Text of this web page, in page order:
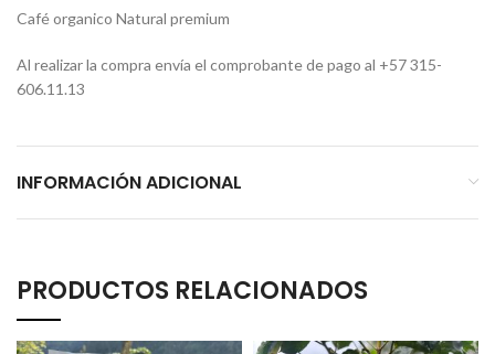
Café organico Natural premium
Al realizar la compra envía el comprobante de pago al +57 315-
606.11.13
INFORMACIÓN ADICIONAL
PRODUCTOS RELACIONADOS